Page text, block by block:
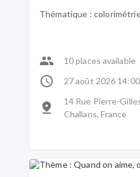
Thématique :
10 places available
27 août 2026
14 Rue Pierre-
Challans, France